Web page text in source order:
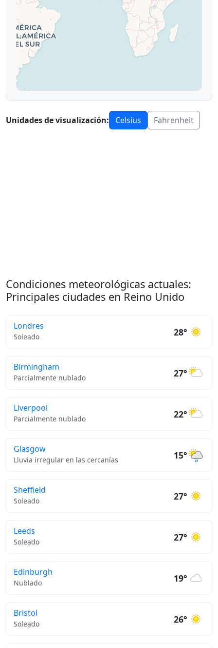
Unidades de visualización: Celsius Fahrenheit
Condiciones meteorológicas actuales:
Principales ciudades en Reino Unido
Londres
Soleado 28°
Birmingham
Parcialmente nublado 27°
Liverpool
Parcialmente nublado 22°
Glasgow
Lluvia irregular en las cercanías 15°
Sheffield
Soleado 27°
Leeds
Soleado 27°
Edinburgh
Nublado 19°
Bristol
Soleado 26°